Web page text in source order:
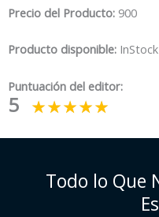
Precio del Producto: 900
Producto disponible: InStock
Puntuación del editor:
5
Todo lo Que